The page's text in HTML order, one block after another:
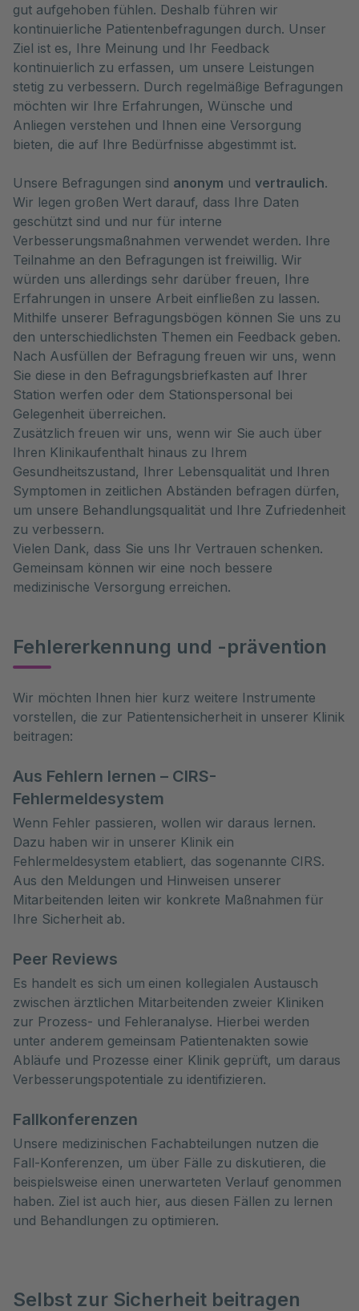
gut aufgehoben fühlen. Deshalb führen wir
kontinuierliche Patientenbefragungen durch. Unser
Ziel ist es, Ihre Meinung und Ihr Feedback
kontinuierlich zu erfassen, um unsere Leistungen
stetig zu verbessern. Durch regelmäßige Befragungen
möchten wir Ihre Erfahrungen, Wünsche und
Anliegen verstehen und Ihnen eine Versorgung
bieten, die auf Ihre Bedürfnisse abgestimmt ist.
Unsere Befragungen sind anonym und vertraulich.
Wir legen großen Wert darauf, dass Ihre Daten
geschützt sind und nur für interne
Verbesserungsmaßnahmen verwendet werden. Ihre
Teilnahme an den Befragungen ist freiwillig. Wir
würden uns allerdings sehr darüber freuen, Ihre
Erfahrungen in unsere Arbeit einfließen zu lassen.
Mithilfe unserer Befragungsbögen können Sie uns zu
den unterschiedlichsten Themen ein Feedback geben.
Nach Ausfüllen der Befragung freuen wir uns, wenn
Sie diese in den Befragungsbriefkasten auf Ihrer
Station werfen oder dem Stationspersonal bei
Gelegenheit überreichen.
Zusätzlich freuen wir uns, wenn wir Sie auch über
Ihren Klinikaufenthalt hinaus zu Ihrem
Gesundheitszustand, Ihrer Lebensqualität und Ihren
Symptomen in zeitlichen Abständen befragen dürfen,
um unsere Behandlungsqualität und Ihre Zufriedenheit
zu verbessern.
Vielen Dank, dass Sie uns Ihr Vertrauen schenken.
Gemeinsam können wir eine noch bessere
medizinische Versorgung erreichen.
Fehlererkennung und -prävention
Wir möchten Ihnen hier kurz weitere Instrumente
vorstellen, die zur Patientensicherheit in unserer Klinik
beitragen:
Aus Fehlern lernen – CIRS-
Fehlermeldesystem
Wenn Fehler passieren, wollen wir daraus lernen.
Dazu haben wir in unserer Klinik ein
Fehlermeldesystem etabliert, das sogenannte CIRS.
Aus den Meldungen und Hinweisen unserer
Mitarbeitenden leiten wir konkrete Maßnahmen für
Ihre Sicherheit ab.
Peer Reviews
Es handelt es sich um einen kollegialen Austausch
zwischen ärztlichen Mitarbeitenden zweier Kliniken
zur Prozess- und Fehleranalyse. Hierbei werden
unter anderem gemeinsam Patientenakten sowie
Abläufe und Prozesse einer Klinik geprüft, um daraus
Verbesserungspotentiale zu identifizieren.
Fallkonferenzen
Unsere medizinischen Fachabteilungen nutzen die
Fall-Konferenzen, um über Fälle zu diskutieren, die
beispielsweise einen unerwarteten Verlauf genommen
haben. Ziel ist auch hier, aus diesen Fällen zu lernen
und Behandlungen zu optimieren.
Selbst zur Sicherheit beitragen